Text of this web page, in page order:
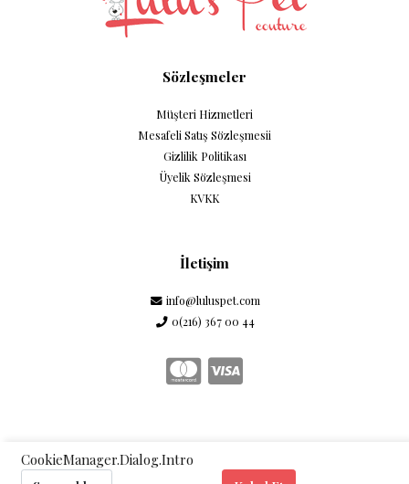
Sözleşmeler
Müşteri Hizmetleri
Mesafeli Satış Sözleşmesii
Gizlilik Politikası
Üyelik Sözleşmesi
KVKK
İletişim
info@luluspet.com
0(216) 367 00 44
Telif © 2026 Lulu's Pet. Tüm hakları saklıdır.
CookieManager.Dialog.Intro